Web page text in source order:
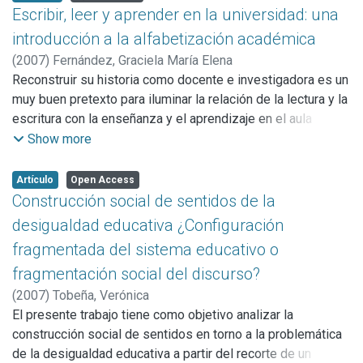
a mirar lo imposible, luego de haber conocido lo posible.
Merchán, 2000), valorar su presencia en los centros
educativos (Defensor del pueblo, 1999, 2006; Ortega y
Angulo, 1998; Smith et al., 1999) y, sobre todo, prevenirlo y
ofrecer respuestas adecuadas cuando se presenten
episodios de naturaleza violenta entre escolares (Ortega,
2000; Ortega y del Rey, 2003; Smith, Pepler y Rigby, 2004).
Escribir, leer y aprender en la universidad: una
introducción a la alfabetización académica
(2007) Fernández, Graciela María Elena
Reconstruir su historia como docente e investigadora es un
muy buen pretexto para iluminar la relación de la lectura y la
escritura con la enseñanza y el aprendizaje en el aula
universitaria. Esto es lo que hace Paula Carlino al describir,
enseñanza que implementó. Ella misma aclara que el hecho
de desarrollar en el aula universitaria una serie de
propuestas pedagógicas tiene que ver con el propósito de
ayudar a los alumnos a aprender mejor, a comprometerse
con el estudio, a interesarse por los temas de las ciencias
sociales que intentaba comunicarles y a confiar en sus
capacidades para progresar” (p.10).
Show more
Artículo Open Access
Construcción social de sentidos de la
desigualdad educativa ¿Configuración
fragmentada del sistema educativo o
fragmentación social del discurso?
(2007) Tobeña, Verónica
El presente trabajo tiene como objetivo analizar la
construcción social de sentidos en torno a la problemática
de la desigualdad educativa a partir del recorte de un